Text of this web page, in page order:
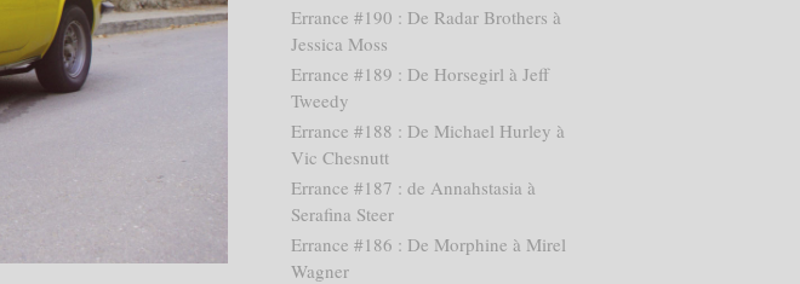
Errance #190 : De Radar Brothers à
Jessica Moss
Errance #189 : De Horsegirl à Jeff
Tweedy
Errance #188 : De Michael Hurley à
Vic Chesnutt
Errance #187 : de Annahstasia à
Serafina Steer
Errance #186 : De Morphine à Mirel
Wagner